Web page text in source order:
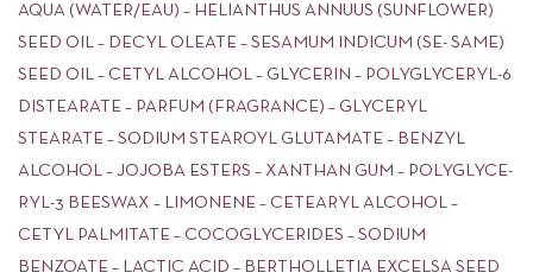
AQUA (WATER/EAU) – HELIANTHUS ANNUUS (SUNFLOWER)
SEED OIL – DECYL OLEATE – SESAMUM INDICUM (SE- SAME)
SEED OIL – CETYL ALCOHOL – GLYCERIN – POLYGLYCERYL-6
DISTEARATE – PARFUM (FRAGRANCE) – GLYCERYL
STEARATE – SODIUM STEAROYL GLUTAMATE – BENZYL
ALCOHOL – JOJOBA ESTERS – XANTHAN GUM – POLYGLYCE-
RYL-3 BEESWAX – LIMONENE – CETEARYL ALCOHOL –
CETYL PALMITATE – COCOGLYCERIDES – SODIUM
BENZOATE – LACTIC ACID – BERTHOLLETIA EXCELSA SEED